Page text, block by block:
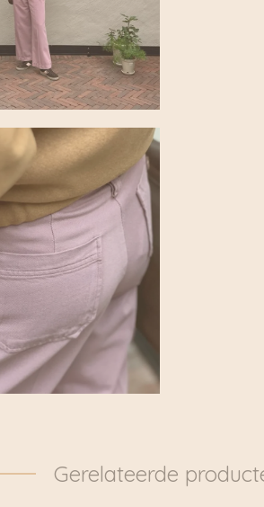
Dit
Gerelateerde